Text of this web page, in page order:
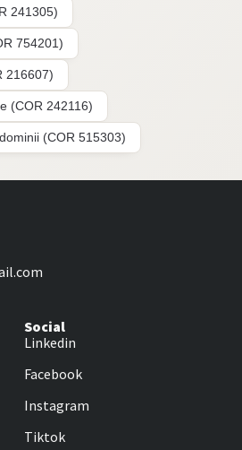
241305)
754201)
216607)
(COR 242116)
(COR 515303)
Social
Linkedin
Facebook
Instagram
Tiktok